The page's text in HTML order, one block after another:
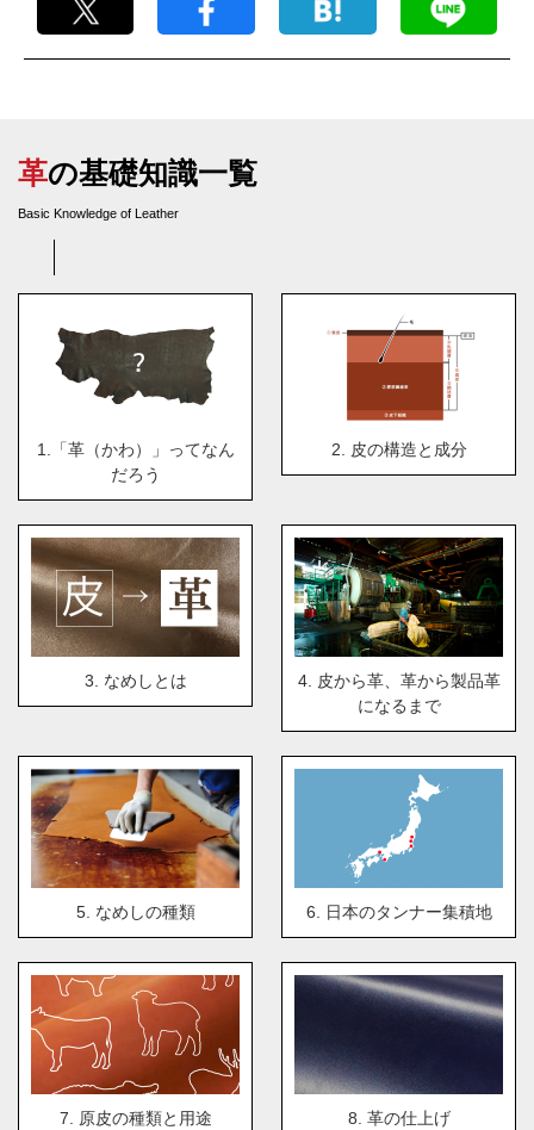
革の基礎知識一覧
Basic Knowledge of Leather
1.「革（かわ）」ってなん
だろう
2. 皮の構造と成分
3. なめしとは
4. 皮から革、革から製品革
になるまで
5. なめしの種類 6. 日本のタンナー集積地
7. 原皮の種類と用途 8. 革の仕上げ